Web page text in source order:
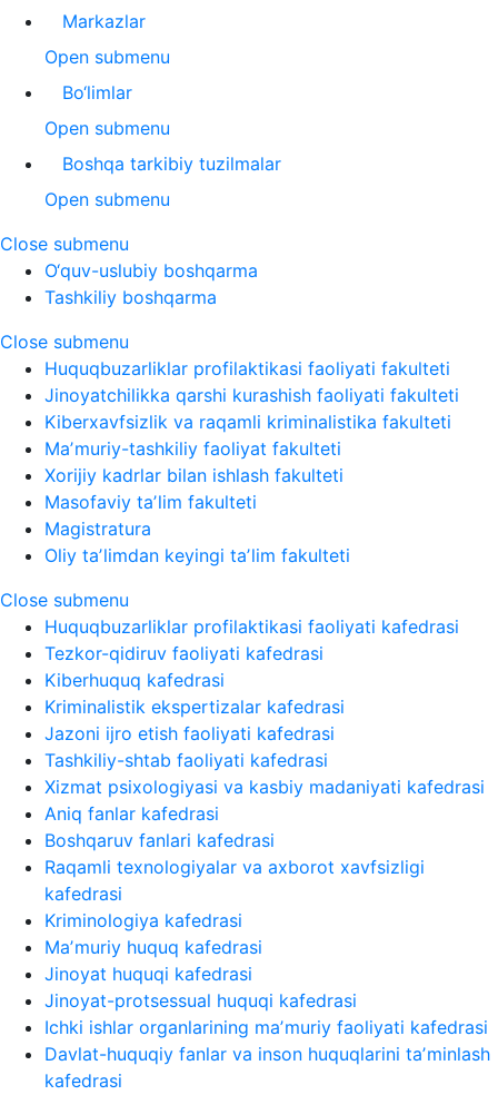
Markazlar
Open submenu
Bo‘limlar
Open submenu
Boshqa tarkibiy tuzilmalar
Open submenu
Close submenu
O‘quv-uslubiy boshqarma
Tashkiliy boshqarma
Close submenu
Huquqbuzarliklar profilaktikasi faoliyati fakulteti
Jinoyatchilikka qarshi kurashish faoliyati fakulteti
Kiberxavfsizlik va raqamli kriminalistika fakulteti
Maʼmuriy-tashkiliy faoliyat fakulteti
Xorijiy kadrlar bilan ishlash fakulteti
Masofaviy taʼlim fakulteti
Magistratura
Oliy taʼlimdan keyingi taʼlim fakulteti
Close submenu
Huquqbuzarliklar profilaktikasi faoliyati kafedrasi
Tezkor-qidiruv faoliyati kafedrasi
Kiberhuquq kafedrasi
Kriminalistik ekspertizalar kafedrasi
Jazoni ijro etish faoliyati kafedrasi
Tashkiliy-shtab faoliyati kafedrasi
Xizmat psixologiyasi va kasbiy madaniyati kafedrasi
Aniq fanlar kafedrasi
Boshqaruv fanlari kafedrasi
Raqamli texnologiyalar va axborot xavfsizligi
kafedrasi
Kriminologiya kafedrasi
Maʼmuriy huquq kafedrasi
Jinoyat huquqi kafedrasi
Jinoyat-protsessual huquqi kafedrasi
Ichki ishlar organlarining maʼmuriy faoliyati kafedrasi
Davlat-huquqiy fanlar va inson huquqlarini taʼminlash
kafedrasi